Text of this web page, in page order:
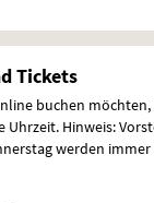
Tickets
buchen möchten,
Uhrzeit. Hinweis:
werden